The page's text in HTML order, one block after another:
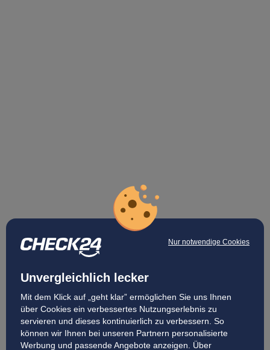
Nur notwendige Cookies
Unvergleichlich lecker
Mit dem Klick auf „geht klar” ermöglichen Sie uns Ihnen
über Cookies ein verbessertes Nutzungserlebnis zu
servieren und dieses kontinuierlich zu verbessern. So
können wir Ihnen bei unseren Partnern personalisierte
Werbung und passende Angebote anzeigen. Über